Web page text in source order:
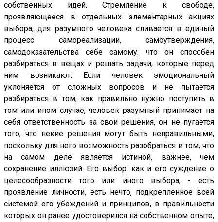
собственных идей. Стремление к свободе,
проявляющееся в отдельных элементарных акциях
выбора, для разумного человека сливается в единый
процесс самореализации, самоутверждения,
самодоказательства себе самому, что он способен
разбираться в вещах и решать задачи, которые перед
ним возникают. Если человек эмоциональный
уклоняется от сложных вопросов и не пытается
разбираться в том, как правильно нужно поступить в
том или ином случае, человек разумный принимает на
себя ответственность за свои решения, он не пугается
того, что некие решения могут быть неправильными,
поскольку для него возможность разобраться в том, что
на самом деле является истиной, важнее, чем
сохранение иллюзий. Его выбор, как и его суждение о
целесообразности того или иного выбора, - есть
проявление личности, есть нечто, подкреплённое всей
системой его убеждений и принципов, в правильности
которых он ранее удостоверился на собственном опыте,